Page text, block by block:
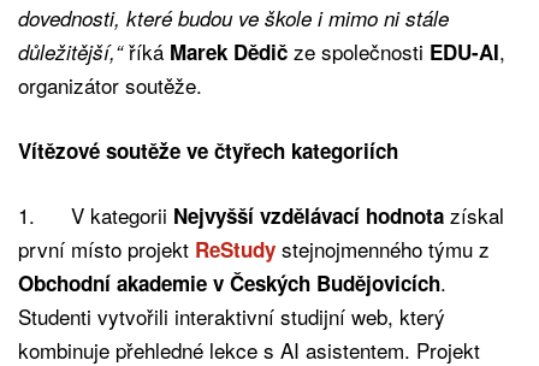
dovednosti, které budou ve škole i mimo ni stále
důležitější,“ říká Marek Dědič ze společnosti EDU-AI,
organizátor soutěže.
Vítězové soutěže ve čtyřech kategoriích
1. V kategorii Nejvyšší vzdělávací hodnota získal
první místo projekt ReStudy stejnojmenného týmu z
Obchodní akademie v Českých Budějovicích.
Studenti vytvořili interaktivní studijní web, který
kombinuje přehledné lekce s AI asistentem. Projekt